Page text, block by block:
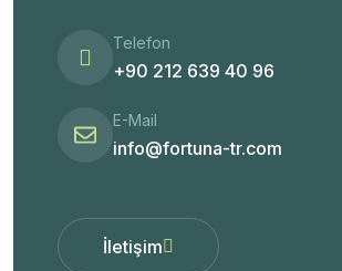
Telefon
+90 212 639 40 96
E-Mail
info@fortuna-tr.com
İletişim